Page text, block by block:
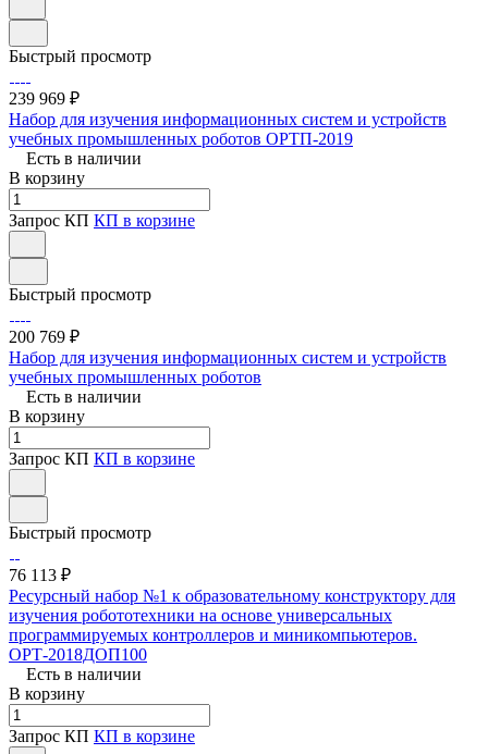
Быстрый просмотр
239 969 ₽
Набор для изучения информационных систем и устройств
учебных промышленных роботов ОРТП-2019
Есть в наличии
В корзину
Запрос КП КП в корзине
Быстрый просмотр
200 769 ₽
Набор для изучения информационных систем и устройств
учебных промышленных роботов
Есть в наличии
В корзину
Запрос КП КП в корзине
Быстрый просмотр
76 113 ₽
Ресурсный набор №1 к образовательному конструктору для
изучения робототехники на основе универсальных
программируемых контроллеров и миникомпьютеров.
ОРТ-2018ДОП100
Есть в наличии
В корзину
Запрос КП КП в корзине